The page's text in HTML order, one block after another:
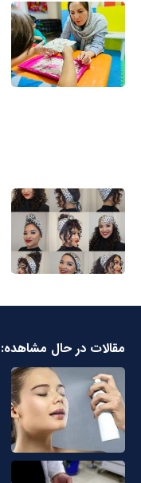
مقالات در حال مشاهده: